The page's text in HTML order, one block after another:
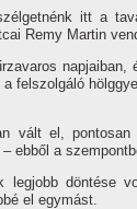
itt a
Remy Martin
felszolgáló
vált el,
ebből a
döntése
el egymást.